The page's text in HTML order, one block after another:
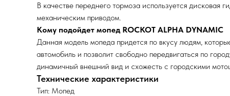
В качестве переднего тормоза используется
механическим приводом.
Кому подойдет мопед ROCKOT ALPHA DYNAMIC
Данная модель мопеда придется по вкусу людям,
автомобиль и позволит свободно передвигаться по
динамичный внешний вид и схожесть с городскими
Технические характеристики
Тип: Мопед